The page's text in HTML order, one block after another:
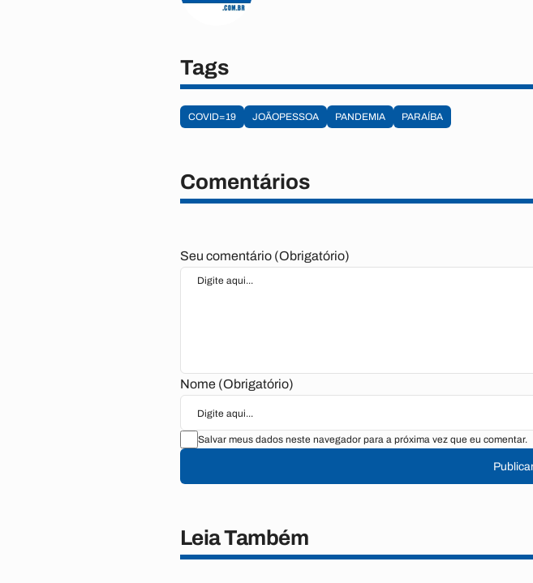
Tags
COVID=19 JOÃOPESSOA PANDEMIA PARAÍBA
Comentários
Seu comentário (Obrigatório)
Nome (Obrigatório)
Salvar meus dados neste navegador para a próxima vez que eu comentar.
Leia Também